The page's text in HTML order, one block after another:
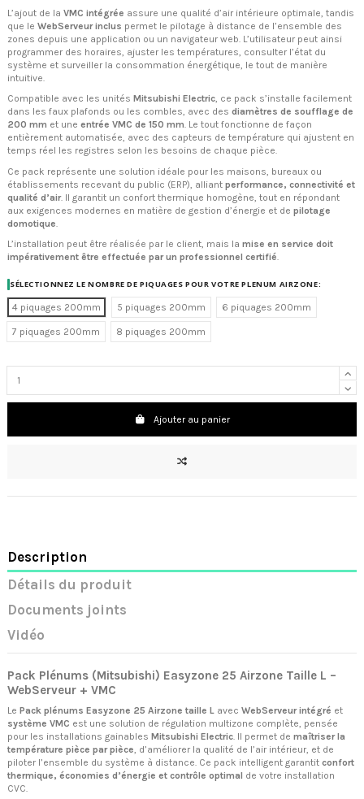
L’ajout de la VMC intégrée assure une qualité d’air intérieure optimale, tandis
que le WebServeur inclus permet le pilotage à distance de l’ensemble des
zones depuis une application ou un navigateur web. L’utilisateur peut ainsi
programmer des horaires, ajuster les températures, consulter l’état du
système et surveiller la consommation énergétique, le tout de manière
intuitive.
Compatible avec les unités Mitsubishi Electric, ce pack s’installe facilement
dans les faux plafonds ou les combles, avec des diamètres de soufflage de
200 mm et une entrée VMC de 150 mm. Le tout fonctionne de façon
entièrement automatisée, avec des capteurs de température qui ajustent en
temps réel les registres selon les besoins de chaque pièce.
Ce pack représente une solution idéale pour les maisons, bureaux ou
établissements recevant du public (ERP), alliant performance, connectivité et
qualité d’air. Il garantit un confort thermique homogène, tout en répondant
aux exigences modernes en matière de gestion d’énergie et de pilotage
domotique
L’installation peut être réalisée par le client, mais la mise en service doit
impérativement être effectuée par un professionnel certifié.
SÉLECTIONNEZ LE NOMBRE DE PIQUAGES POUR VOTRE PLENUM AIRZONE:
4 piquages 200mm 5 piquages 200mm 6 piquages 200mm
7 piquages 200mm 8 piquages 200mm
Ajouter au panier
Description
Détails du produit
Documents joints
Vidéo
Pack Plénums (Mitsubishi) Easyzone 25 Airzone Taille L –
WebServeur + VMC
Le Pack plénums Easyzone 25 Airzone taille L avec WebServeur intégré et
système VMC est une solution de régulation multizone complète, pensée
pour les installations gainables Mitsubishi Electric . Il permet de maîtriser la
température pièce par pièce , d’améliorer la qualité de l’air intérieur, et de
piloter l’ensemble du système à distance. Ce pack intelligent garantit confort
thermique, économies d’énergie et contrôle optimal de votre installation
CVC.